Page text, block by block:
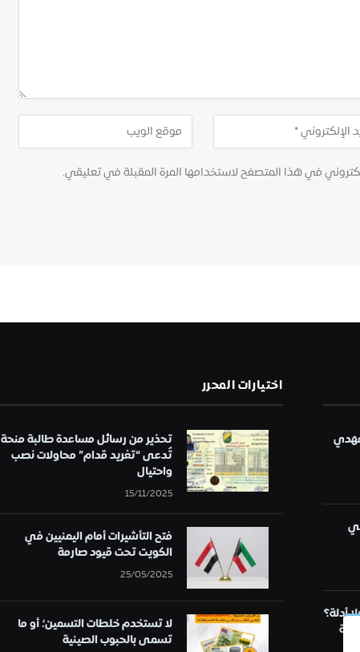
في هذا المتصفح لاستخدامها المرة المقبلة في تعليقي.
أدلة؟
اختيارات المحرر
تحذير من رسائل مساعدة طالبة منحة
تُدعى “تغريد قدام” محاولات نصب
واحتيال
15/11/2025
فتح التأشيرات أمام اليمنيين في
الكويت تحت قيود صارمة
25/05/2025
لا تستخدم خلطات التسمين؛ أو ما
تسمى بالحبوب الصينية